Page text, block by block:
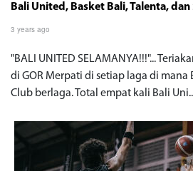
Bali United, Basket Bali, Talenta,
3 years ago
"BALI UNITED SELAMANYA!!!"...
di GOR Merpati di setiap laga di mana
Club berlaga. Total empat kali Bali